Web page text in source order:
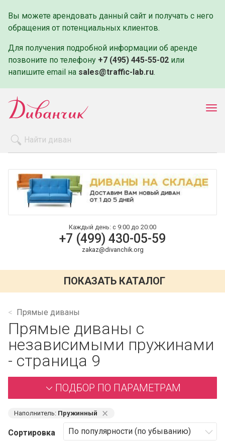
Вы можете арендовать данный сайт и получать с него
обращения от потенциальных клиентов.
Для получения подробной информации об аренде
позвоните по телефону +7 (495) 445-55-02 или
напишите email на sales@traffic-lab.ru.
Оплата и доставка
Контакты
Каждый день: с 9:00 до 20:00
+7 (499) 430-05-59
zakaz@divanchik.org
ПОКАЗАТЬ КАТАЛОГ
Прямые диваны
Прямые диваны с
независимыми пружинами
- страница 9
ПОДБОР ПО ПАРАМЕТРАМ
Наполнитель: Пружинный ⨯
Сортировка